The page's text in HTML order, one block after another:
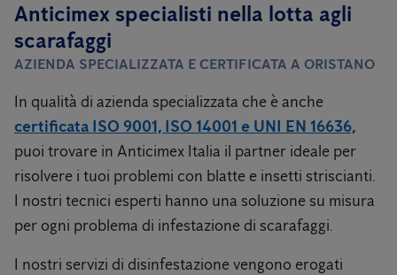
Anticimex specialisti nella lotta agli
scarafaggi
AZIENDA SPECIALIZZATA E CERTIFICATA A ORISTANO
In qualità di azienda specializzata che è anche
certificata ISO 9001, ISO 14001 e UNI EN 16636,
puoi trovare in Anticimex Italia il partner ideale per
risolvere i tuoi problemi con blatte e insetti striscianti.
I nostri tecnici esperti hanno una soluzione su misura
per ogni problema di infestazione di scarafaggi.
I nostri servizi di disinfestazione vengono erogati